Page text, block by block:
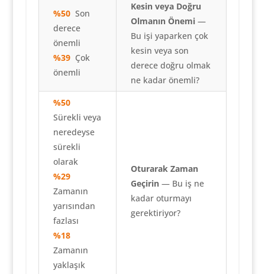
%50Son
derece
önemli
%39Çok
önemli
Kesin veya Doğru
Olmanın Önemi—
Bu işi yaparken çok
kesin veya son
derece doğru olmak
ne kadar önemli?
%50
Sürekli veya
neredeyse
sürekli
olarak
%29
Zamanın
yarısından
fazlası
%18
Zamanın
yaklaşık
Oturarak Zaman
Geçirin— Bu iş ne
kadar oturmayı
gerektiriyor?